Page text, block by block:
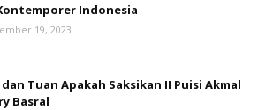
Indonesia
19, 2023
dan Tuan Apakah Saksikan II Puisi Akmal
Basral